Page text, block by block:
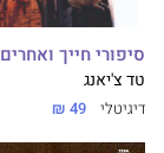
סיפורי חייך ואחרים
טד צ'יאנג
דיגיטלי 49 ₪